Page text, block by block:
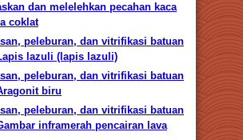
dan melelehkan pecahan kaca
coklat
peleburan, dan vitrifikasi batuan
lazuli (lapis lazuli)
peleburan, dan vitrifikasi batuan
biru
peleburan, dan vitrifikasi batuan
inframerah pencairan lava